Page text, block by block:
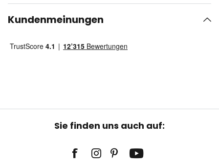
Kundenmeinungen
Sie finden uns auch auf: